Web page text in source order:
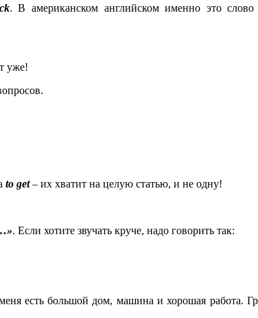
. В американском английском именно это
уже!
to get– их хватит на целую статью, и не одну!
. Если хотите звучать круче, надо говорить так:
есть большой дом, машина и хорошая работа.